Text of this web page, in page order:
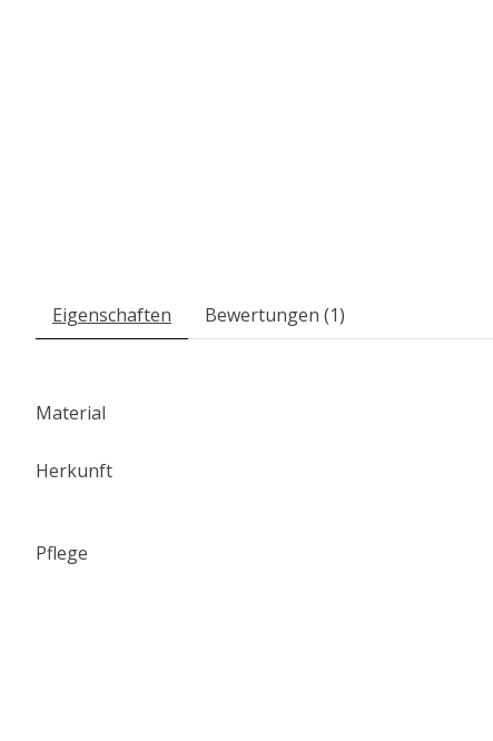
Eigenschaften Bewertungen (1)
Material
Herkunft
Pflege